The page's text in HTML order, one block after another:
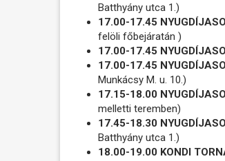
Batthyány utca 1.)
17.00-17.45
felöli főbejáratán )
17.00-17.45
17.00-17.45
Munkácsy M. u. 10.)
17.15-18.00
melletti teremben)
17.45-18.30
Batthyány utca 1.)
18.00-19.00 KONDI